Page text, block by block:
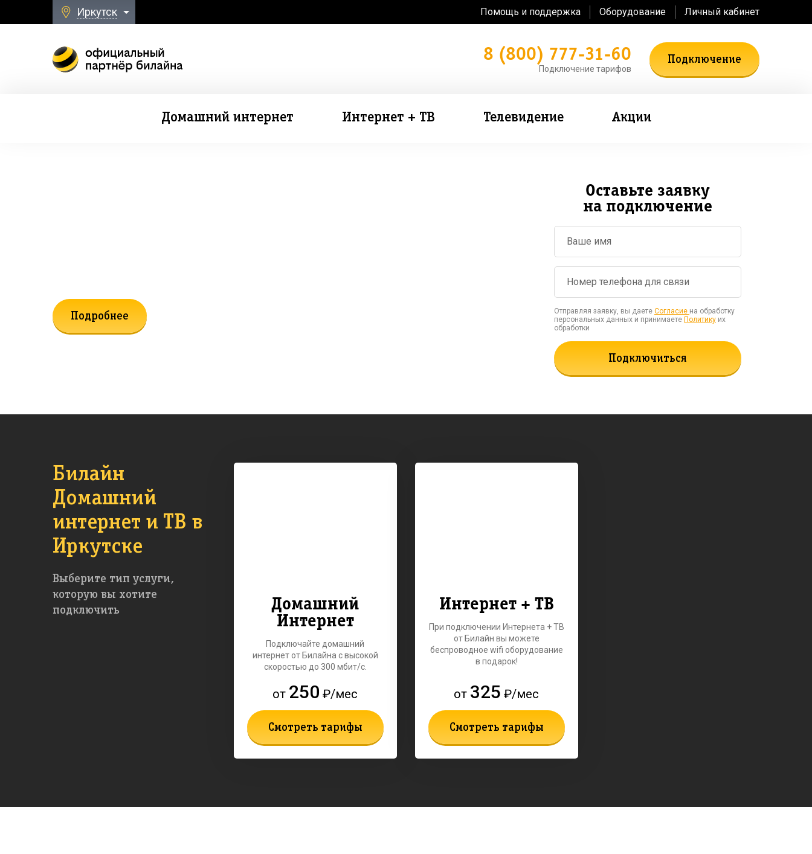
Иркутск Помощь и поддержка Оборудование Личный кабинет
8 (800) 777-31-60
Подключение тарифов
Подключение
Домашний интернет Интернет + ТВ Телевидение Акции
Подробнее
Оставьте заявку
на подключение
Отправляя заявку, вы даете Согласие на обработку
персональных данных и принимаете Политику их
обработки
Подключиться
Билайн
Домашний
интернет и ТВ в
Иркутске
Выберите тип услуги,
которую вы хотите
подключить
Домашний
Интернет
Подключайте домашний
интернет от Билайна с высокой
скоростью до 300 мбит/с.
от 250 ₽/мес
Смотреть тарифы
Интернет + ТВ
При подключении Интернета + ТВ
от Билайн вы можете
беспроводное wifi оборудование
в подарок!
от 325 ₽/мес
Смотреть тарифы